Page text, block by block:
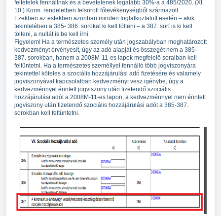
feltételek fennállnak és a bevételének legalább 30%-a a 485/2020. (XI.
10.) Korm. rendeletben felsorolt főtevékenységből származott.
Ezekben az estekben azonban minden foglalkoztatott esetén – akik
tekintetében a 385- 386. sorokat ki kell tölteni – a 387. sort is ki kell
tölteni, a nullát is be kell írni.
Figyelem! Ha a természetes személy után jogszabályban meghatározott
kedvezményt érvényesít, úgy az adó alapját és összegét nem a 385-
387. sorokban, hanem a 2008M-11-es lapok megfelelő soraiban kell
feltüntetni. Ha a természetes személlyel fennálló több jogviszonyára
tekintettel köteles a szociális hozzájárulási adó fizetésére és valamely
jogviszonyával kapcsolatban kedvezményt vesz igénybe, úgy a
kedvezménnyel érintett jogviszony után fizetendő szociális
hozzájárulási adót a 2008M-11-es lapon, a kedvezménnyel nem érintett
jogviszony után fizetendő szociális hozzájárulási adót a 385-387.
sorokban kell feltüntetni.